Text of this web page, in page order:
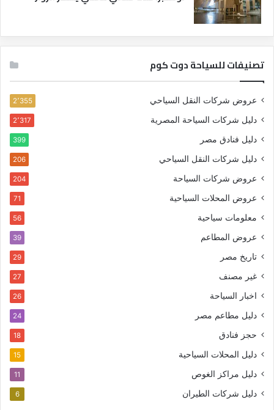
تصنيفات للسياحة دوت كوم
عروض شركات النقل السياحي 2٬355
دليل شركات السياحة المصرية 2٬317
دليل فنادق مصر 399
دليل شركات النقل السياحي 206
عروض شركات السياحة 204
عروض المحلات السياحية 71
معلومات سياحية 56
عروض المطاعم 39
تاريخ مصر 29
غير مصنف 27
اخبار السياحة 26
دليل مطاعم مصر 24
حجز فنادق 18
دليل المحلات السياحية 15
دليل مراكز الغوص 11
دليل شركات الطيران 6